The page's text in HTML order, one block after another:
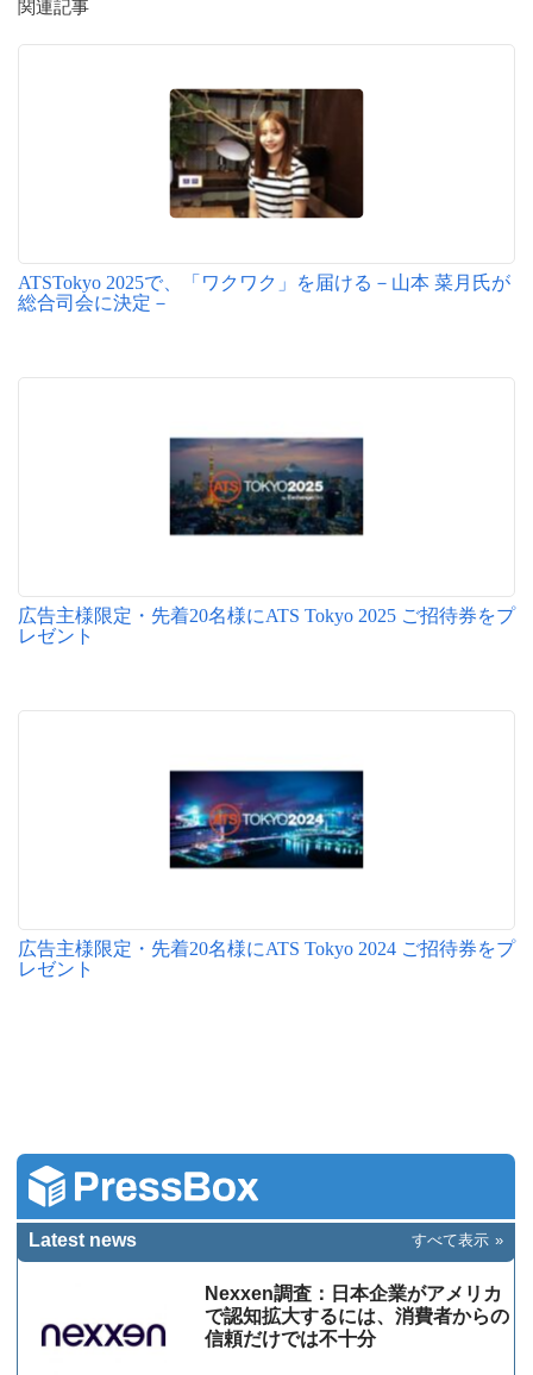
関連記事
ATSTokyo 2025で、「ワクワク」を届ける－山本 菜月氏が
総合司会に決定－
広告主様限定・先着20名様にATS Tokyo 2025 ご招待券をプ
レゼント
広告主様限定・先着20名様にATS Tokyo 2024 ご招待券をプ
レゼント
Latest news すべて表示
Nexxen調査：日本企業がアメリカ
で認知拡大するには、消費者からの
信頼だけでは不十分